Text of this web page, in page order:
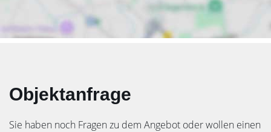
Objektanfrage
Sie haben noch Fragen zu dem Angebot oder wollen einen